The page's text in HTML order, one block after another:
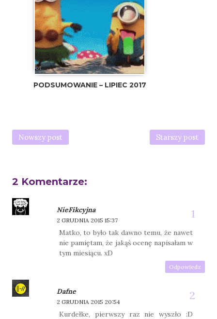
PODSUMOWANIE – LIPIEC 2017
Nowszy post Starszy post
2 Komentarze:
NieFikcyjna
2 GRUDNIA 2015 15:37
Matko, to było tak dawno temu, że nawet
nie pamiętam, że jakąś ocenę napisałam w
tym miesiącu. xD
Odpowiedz
Dafne
2 GRUDNIA 2015 20:54
Kurdełke, pierwszy raz nie wyszło :D